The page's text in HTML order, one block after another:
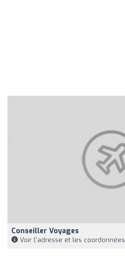
Conseiller Voyages
Voir l'adresse et les coordonnées